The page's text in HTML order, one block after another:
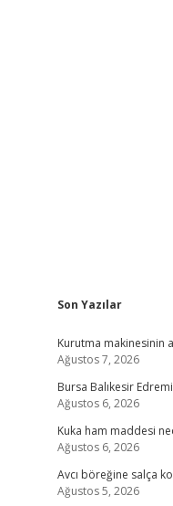
Sidebar
Son Yazılar
Kurutma makinesinin
Ağustos 7, 2026
Bursa Balıkesir
Ağustos 6, 2026
Kuka ham maddesi
Ağustos 6, 2026
Avcı böreğine salça
Ağustos 5, 2026